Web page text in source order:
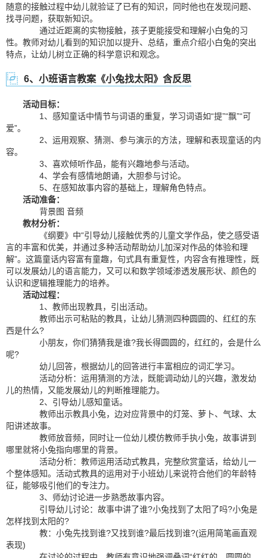
随意的接触过程中幼儿就验证了已有的知识，同时他也在发现问题、
找寻问题，获取新知识。
通过近距离的实物接触，孩子更能接受和理解小白兔的习
性。教师对幼儿看到的知识加以提升、总结，重点介绍小白兔的突出
特点，让幼儿树立正确的科学意识和观念。
6、小班语言教案《小兔找太阳》含反思
活动目标：
1、感知童话中情节与词语的重复，学习词语如“提”“飘”“可
爱”。
2、运用观察、猜测、参与演示的方法，理解和表现童话的内
容。
3、喜欢倾听作品，能有兴趣地参与活动。
4、学会有感情地朗诵，大胆参与讨论。
5、在感知故事内容的基础上，理解角色特点。
活动准备：
背景图 音频
教材分析：
《纲要》中“引导幼儿接触优秀的儿童文学作品，使之感受语
言的丰富和优美，并通过多种活动帮助幼儿加深对作品的体验和理
解”。这篇童话内容富有童趣，句式具有重复性，内容含有推理性，既
可以发展幼儿的语言能力，又可以和数学领域渗透发展形状、颜色的
认识和逻辑推理能力的培养。
活动过程：
1、教师出现教具，引出活动。
教师出示可粘贴的教具，让幼儿猜测四种圆圆的、红红的东
西是什么?
小朋友，你们猜猜我是谁?我长得圆圆的，红红的，会是什么
呢?
幼儿回答，根据幼儿的回答进行丰富相应的词汇学习。
活动分析：运用猜测的方法，既能调动幼儿的兴趣，激发幼
儿的热情，又能发展幼儿的判断推理能力。
2、引导幼儿感知童话。
教师出示教具小兔，边对应背景中的灯笼、萝卜、气球、太
阳讲述故事。
教师放音频，同时让一位幼儿模仿教师手执小兔，故事讲到
哪里就将小兔指向哪里的背景。
活动分析：教师运用活动式教具，完整欣赏童话，给幼儿一
个整体感知。活动式教具的运用对于小班幼儿来说符合他们的年龄特
征，能够吸引他们的专注力。
3、师幼讨论进一步熟悉故事内容。
引导幼儿讨论：故事中讲了谁?小兔找到了太阳了吗?小兔是
怎样找到太阳的?
教：小兔先找到谁?又找到谁?最后找到谁?(运用简笔画直观
表现)